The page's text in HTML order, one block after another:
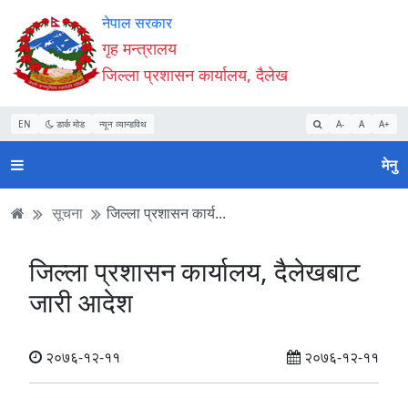
Accessibility
Mode
सुरु
गर्नुहोस्
सामाग्री
पढ्नुहाेस्
नेभिगेसन
पढ्नुहाेस्
वेबसाइट
खोजमा
जानुहोस्
नेपाल सरकार
गृह मन्त्रालय
जिल्ला प्रशासन कार्यालय, दैलेख
EN डार्क मोड न्यून व्यान्डविथ A- A A+
मेनु
सूचना जिल्ला प्रशासन कार्य...
जिल्ला प्रशासन कार्यालय, दैलेखबाट
जारी आदेश
२०७६-१२-११ २०७६-१२-११